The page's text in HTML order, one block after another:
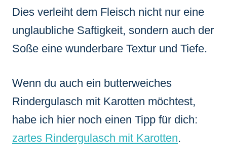
Dies verleiht dem Fleisch nicht nur eine
unglaubliche Saftigkeit, sondern auch der
Soße eine wunderbare Textur und Tiefe.
Wenn du auch ein butterweiches
Rindergulasch mit Karotten möchtest,
habe ich hier noch einen Tipp für dich:
zartes Rindergulasch mit Karotten.